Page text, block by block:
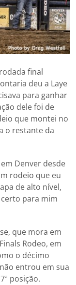
final
deu a Laye
para ganhar
dele foi de
que montei no
o restante da
Denver desde
rodeio que eu
de alto nível,
para mim
que mora em
Rodeo, em
o décimo
entrou em sua
posição.